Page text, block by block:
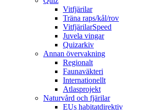
Vitfjärilar
Träna raps/kål/rov
VitfjärilarSpeed
Juvela vingar
Quizarkiv
Annan övervakning
Regionalt
Faunaväkteri
Internationellt
Atlasprojekt
Naturvård och fjärilar
EUs habitatdirektiv